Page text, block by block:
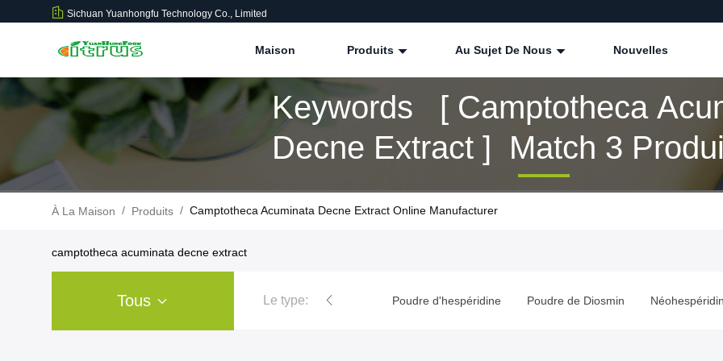
Sichuan Yuanhongfu Technology Co., Limited
Maison Produits Au Sujet De Nous Nouvelles
Keywords [ Camptotheca
Decne Extract ] Match 3
À La Maison / Produits / Camptotheca Acuminata Decne Extract Online Manufacturer
camptotheca acuminata decne extract
Tous Le type:
poudre d'extrait d'agrume Poudre d'hespéridine Poudre de Diosmin